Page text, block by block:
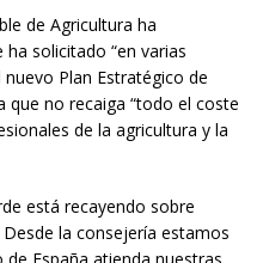
de Agricultura ha
solicitado “en varias
Plan Estratégico de
que no recaiga “todo el coste
de la agricultura y la
está recayendo sobre
la consejería estamos
España atienda nuestras